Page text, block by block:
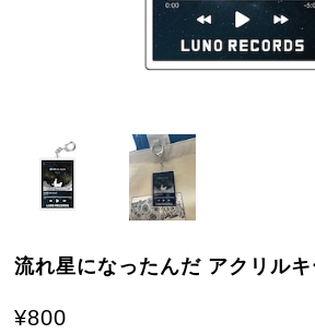
流れ星になったんだ アクリル
¥800